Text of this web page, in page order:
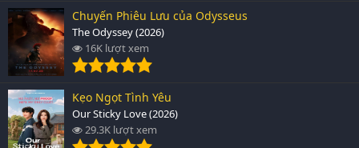
Chuyến Phiêu Lưu của Odysseus
The Odyssey (2026)
16K lượt xem
Kẹo Ngọt Tình Yêu
Our Sticky Love (2026)
29.3K lượt xem